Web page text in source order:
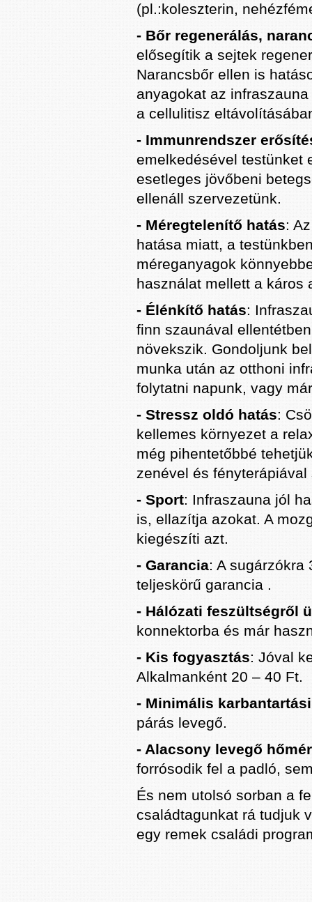
(pl.:koleszterin,
- Bőr regenerálás,
elősegítik a sejtek
Narancsbőr ellen is
anyagokat az
a cellulitisz
- Immunrendszer
emelkedésével testünket
esetleges jövőbeni
ellenáll szervezetünk.
- Méregtelenítő hatás:
hatása miatt, a
méreganyagok
használat mellett a káros
- Élénkítő hatás:
finn szaunával
növekszik. Gondoljunk
munka után az otthoni
folytatni napunk, vagy
- Stressz oldó hatás:
kellemes környezet a
még pihentetőbbé
zenével és fényterápiával
- Sport: Infraszauna jól
is, ellazítja azokat. A
kiegészíti azt.
- Garancia: A sugárzókra
teljeskörű garancia .
- Hálózati feszültségről
konnektorba és már
- Kis fogyasztás: Jóval
Alkalmanként 20 – 40 Ft.
- Minimális
párás levegő.
- Alacsony levegő
forrósodik fel a padló,
És nem utolsó sorban a
családtagunkat rá tudjuk
egy remek családi